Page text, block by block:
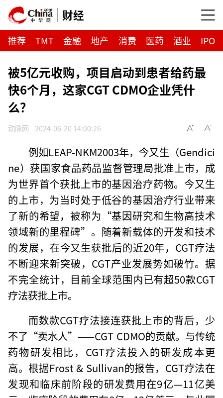
财经
推荐 TMT 金融 地产 消费 医药 酒业 IPO
被5亿元收购，项目启动到患者给药最
快6个月，这家CGT CDMO企业凭什
么？
动脉网 2024-06-20 14:00:26
例如LEAP-NKM2003年，今又生（Gendici
ne）获国家食品药品监督管理局批准上市，成
为世界首个获批上市的基因治疗药物。今又生
的上市，为当时处于低谷的基因治疗行业带来
了新的希望，被称为“基因研究和生物高技术
领域新的里程碑”。随着新载体的开发和技术
的发展，在今又生获批后的近20年，CGT疗法
不断迎来新突破，CGT产业发展势如破竹。据
不完全统计，目前全球范围内已有超50款CGT
疗法获批上市。
而数款CGT疗法接连获批上市的背后，少
不了“卖水人”——CGT CDMO的贡献。与传统
药物研发相比，CGT疗法投入的研发成本更
高。根据Frost & Sullivan的报告，CGT疗法在
发现和临床前阶段的研发费用在9亿—11亿美